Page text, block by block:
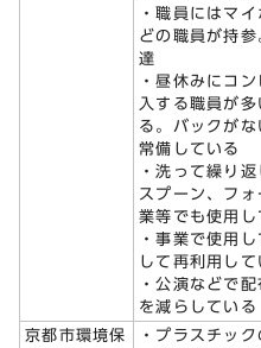
・職員にはマ
どの職員が持
達
・昼休みにコ
入する職員が
る。バックが
常備している
・洗って繰り
スプーン、フ
業等でも使用し
・事業で使用
して再利用して
・公演などで
を減らしている
京都市環境保
・プラスチッ